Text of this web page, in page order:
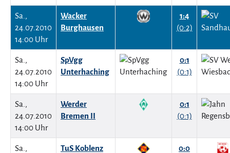
Sa.,
24.07.2010
14:00 Uhr
Wacker
Burghausen
1:4
(0:2)
Sa.,
24.07.2010
14:00 Uhr
SpVgg
Unterhaching
0:1
(0:1)
Sa.,
24.07.2010
14:00 Uhr
Werder
Bremen II
0:1
(0:1)
Sa.,
TuS Koblenz
0:0